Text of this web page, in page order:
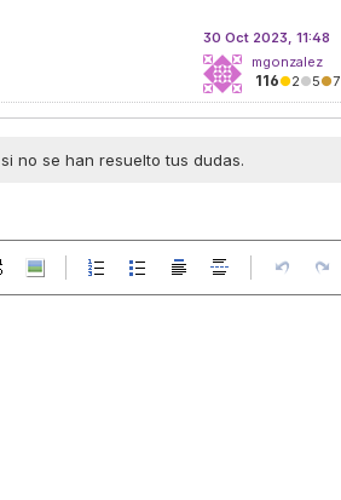
30 Oct 2023, 11:48
mgonzalez
116●2●5●7
si no se han resuelto tus dudas.